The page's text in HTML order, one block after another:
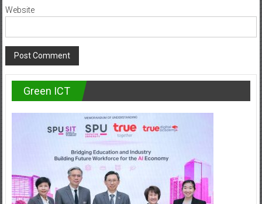
Website
Green ICT